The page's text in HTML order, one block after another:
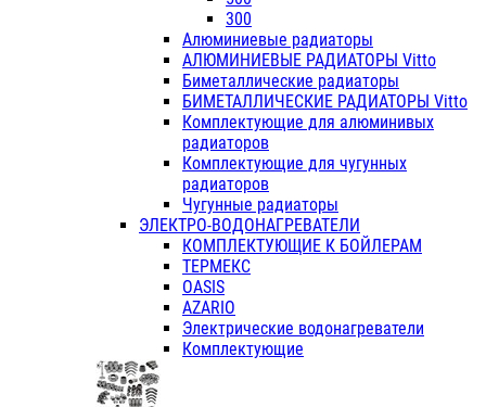
300
Алюминиевые радиаторы
АЛЮМИНИЕВЫЕ РАДИАТОРЫ Vitto
Биметаллические радиаторы
БИМЕТАЛЛИЧЕСКИЕ РАДИАТОРЫ Vitto
Комплектующие для алюминивых
радиаторов
Комплектующие для чугунных
радиаторов
Чугунные радиаторы
ЭЛЕКТРО-ВОДОНАГРЕВАТЕЛИ
КОМПЛЕКТУЮЩИЕ К БОЙЛЕРАМ
ТЕРМЕКС
OASIS
AZARIO
Электрические водонагреватели
Комплектующие